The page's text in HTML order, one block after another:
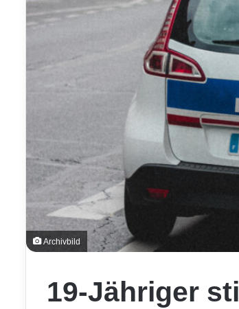
Archivbild
19-Jähriger